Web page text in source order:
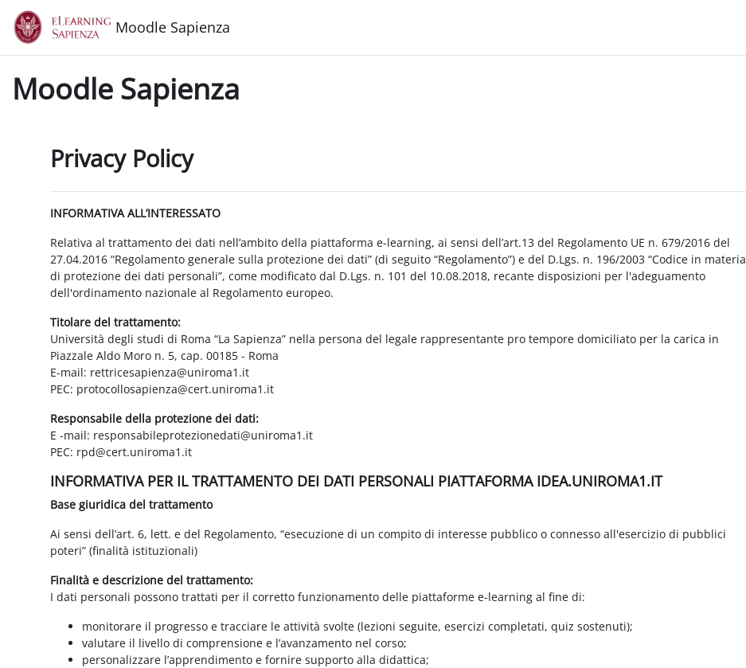
Vai al contenuto principale
Moodle Sapienza
Moodle Sapienza
Privacy Policy
INFORMATIVA ALL’INTERESSATO
Relativa al trattamento dei dati nell’ambito della piattaforma e-learning, ai sensi dell’art.13 del Regolamento UE n. 679/2016 del
27.04.2016 “Regolamento generale sulla protezione dei dati” (di seguito “Regolamento”) e del D.Lgs. n. 196/2003 “Codice in materia
di protezione dei dati personali”, come modificato dal D.Lgs. n. 101 del 10.08.2018, recante disposizioni per l'adeguamento
dell'ordinamento nazionale al Regolamento europeo.
Titolare del trattamento:
Università degli studi di Roma “La Sapienza” nella persona del legale rappresentante pro tempore domiciliato per la carica in
Piazzale Aldo Moro n. 5, cap. 00185 - Roma
E-mail: rettricesapienza@uniroma1.it
PEC: protocollosapienza@cert.uniroma1.it
Responsabile della protezione dei dati:
E -mail: responsabileprotezionedati@uniroma1.it
PEC: rpd@cert.uniroma1.it
INFORMATIVA PER IL TRATTAMENTO DEI DATI PERSONALI PIATTAFORMA IDEA.UNIROMA1.IT
Base giuridica del trattamento
Ai sensi dell’art. 6, lett. e del Regolamento, “esecuzione di un compito di interesse pubblico o connesso all'esercizio di pubblici
poteri” (finalità istituzionali)
Finalità e descrizione del trattamento:
I dati personali possono trattati per il corretto funzionamento delle piattaforme e-learning al fine di:
monitorare il progresso e tracciare le attività svolte (lezioni seguite, esercizi completati, quiz sostenuti);
valutare il livello di comprensione e l’avanzamento nel corso;
personalizzare l’apprendimento e fornire supporto alla didattica;